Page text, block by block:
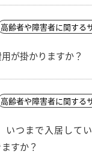
高齢者や障害者に関する
が掛かりますか？
高齢者や障害者に関する
いつまで入居して
すか？